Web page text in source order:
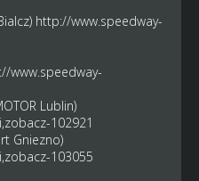
http://www.speedway-
www.speedway-
Lublin)
102921
Gniezno)
103055